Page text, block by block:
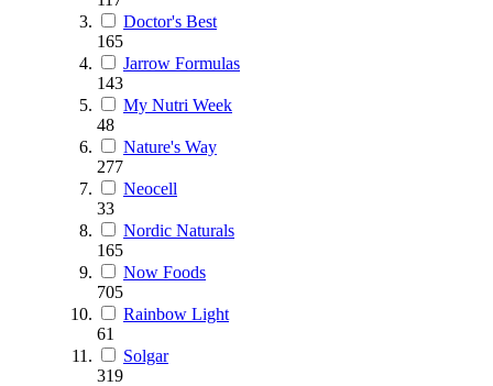
Doctor's Best
165
Jarrow Formulas
143
My Nutri Week
48
Nature's Way
277
Neocell
33
Nordic Naturals
165
Now Foods
705
Rainbow Light
61
Solgar
319